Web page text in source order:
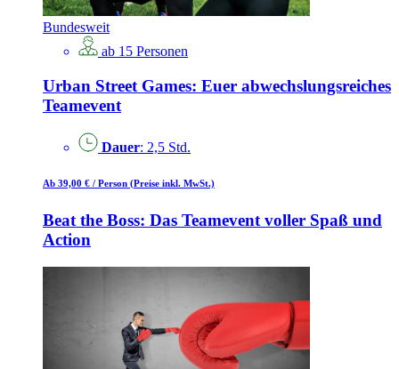
Bundesweit
ab 15 Personen
Urban Street Games: Euer abwechslungsreiches
Teamevent
Dauer: 2,5 Std.
Ab 39,00 € / Person (Preise inkl. MwSt.)
Beat the Boss: Das Teamevent voller Spaß und
Action